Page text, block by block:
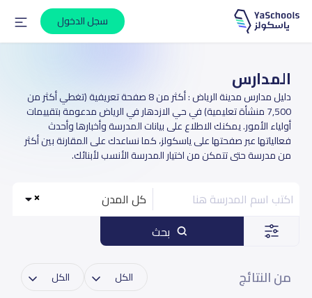
سجل الدخول
المدارس
دليل مدارس مدينة الرياض : أكثر من 8 صفحة تعريفية (تغطي أكثر من
7,500 منشأة تعليمية) في حي الازدهار في الرياض مدعومة بتقييمات
أولياء الأمور. يمكنك الاطلاع على بيانات المدرسة وأخبارها وأحدث
فعالياتها عبر صفحتها على ياسكولز، كما نساعدك على المقارنة بين أكثر
من مدرسة حتى تتمكن من اختيار المدرسة الأنسب لأبنائك.
كل المدن
من النتائج